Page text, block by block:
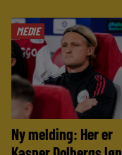
MEDIE
Ny melding: Her er